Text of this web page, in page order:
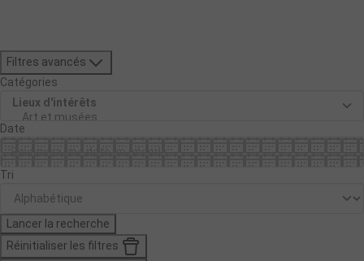
Filtres avancés
Catégories
Date
Tri
Lancer la recherche
Réinitialiser les filtres